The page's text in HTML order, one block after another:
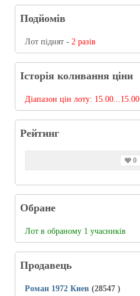
Подйомів
Лот піднят - 2 разів
Історія коливання ціни
Діапазон цін лоту: 15.00...15.00
Рейтинг
0
Обране
Лот в обраному 1 учасників
Продавець
Роман 1972 Киев (28547 )